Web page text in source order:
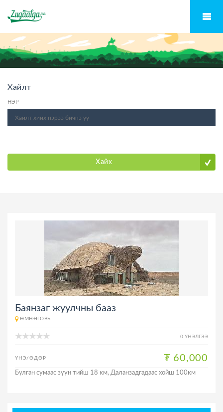
Хайлт
НЭР
Хайх
Баянзаг жуулчны бааз
ӨМНӨГОВЬ
0 ҮНЭЛГЭЭ
ҮНЭ/ӨДӨР ₮ 60,000
Булган сумаас зүүн тийш 18 км, Даланзадгадаас хойш 100км